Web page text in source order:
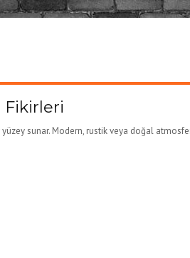
Fikirleri
sunar. Modern, rustik veya doğal